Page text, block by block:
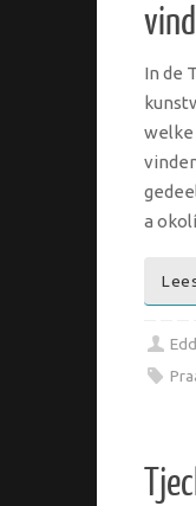
In de
welke
a